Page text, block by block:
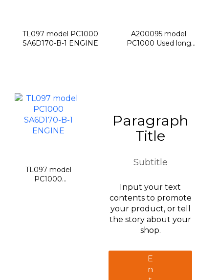
TL097 model PC1000
SA6D170-B-1 ENGINE
A200095 model
PC1000 Used long
TL097 model
PC1000
Paragraph
Title
Subtitle
Input your text
contents to promote
your product, or tell
the story about your
shop.
E
n